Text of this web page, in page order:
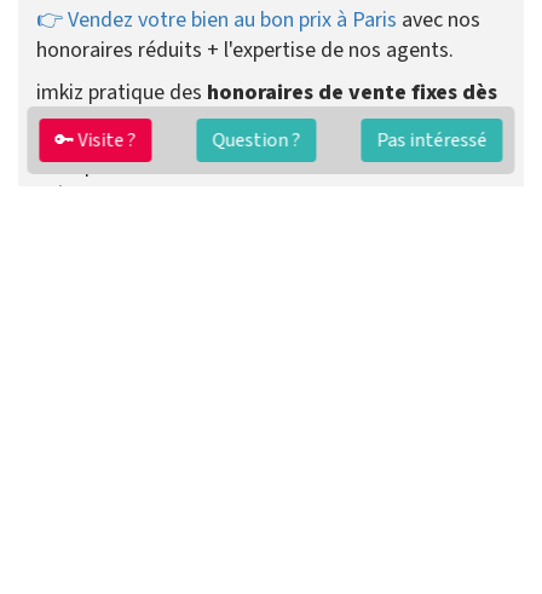
🔑 Visite ? Question ? Pas intéressé
👉 Vendez votre bien au bon prix à Paris avec nos
honoraires réduits + l'expertise de nos agents.
imkiz pratique des honoraires de vente fixes dès
2890 €payés uniquement au succès.
Vous pouvez choisir de recevoir les visites vous-
même ou que votre agent se charge de tout.